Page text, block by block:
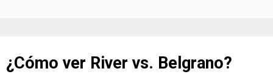
¿Cómo ver River vs. Belgrano?